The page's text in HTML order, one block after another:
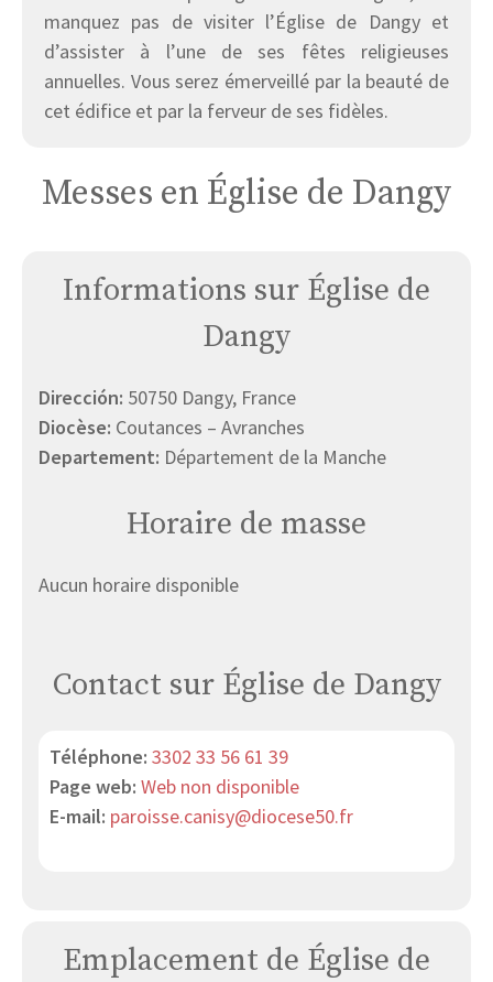
manquez pas de visiter l’Église de Dangy et
d’assister à l’une de ses fêtes religieuses
annuelles. Vous serez émerveillé par la beauté de
cet édifice et par la ferveur de ses fidèles.
Messes en Église de Dangy
Informations sur Église de
Dangy
Dirección: 50750 Dangy, France
Diocèse: Coutances – Avranches
Departement: Département de la Manche
Horaire de masse
Aucun horaire disponible
Contact sur Église de Dangy
Téléphone: 3302 33 56 61 39
Page web: Web non disponible
E-mail: paroisse.canisy@diocese50.fr
Emplacement de Église de